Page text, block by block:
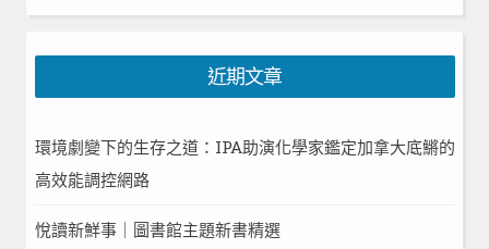
近期文章
環境劇變下的生存之道：IPA助演化學家鑑定加拿大底鱂的
高效能調控網路
悅讀新鮮事｜圖書館主題新書精選